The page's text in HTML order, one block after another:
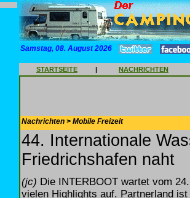
Samstag, 08. August 2026
STARTSEITE | NACHRICHTEN
Nachrichten > Mobile Freizeit
44. Internationale
Friedrichshafen naht
(jc) Die INTERBOOT wartet vom
vielen Highlights auf. Partnerland